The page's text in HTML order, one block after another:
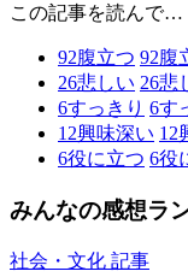
この記事を読んで…
92腹立つ 92腹
26悲しい 26悲
6すっきり 6す
12興味深い 12
6役に立つ 6役
みんなの感想ラ
社会・文化 記事